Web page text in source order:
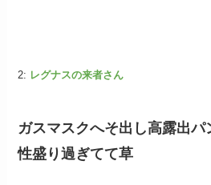
2: レグナスの来者さん
ガスマスクへそ出し高露出
性盛り過ぎてて草